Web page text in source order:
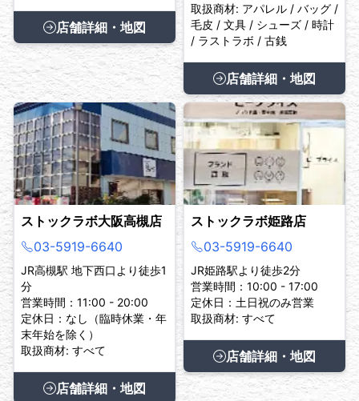
店舗詳細・地図
取扱商材: アパレル / バッグ /
毛皮 / 文具 / シューズ / 時計
/ ラストラボ / 古銭
店舗詳細・地図
ストックラボ大阪高槻店
03-5919-6640
JR高槻駅 地下西口より徒歩1
分
営業時間：11:00 - 20:00
定休日：なし（臨時休業・年
末年始を除く）
取扱商材: すべて
店舗詳細・地図
ストックラボ姫路店
03-5919-6640
JR姫路駅より徒歩2分
営業時間：10:00 - 17:00
定休日：土日祝のみ営業
取扱商材: すべて
店舗詳細・地図